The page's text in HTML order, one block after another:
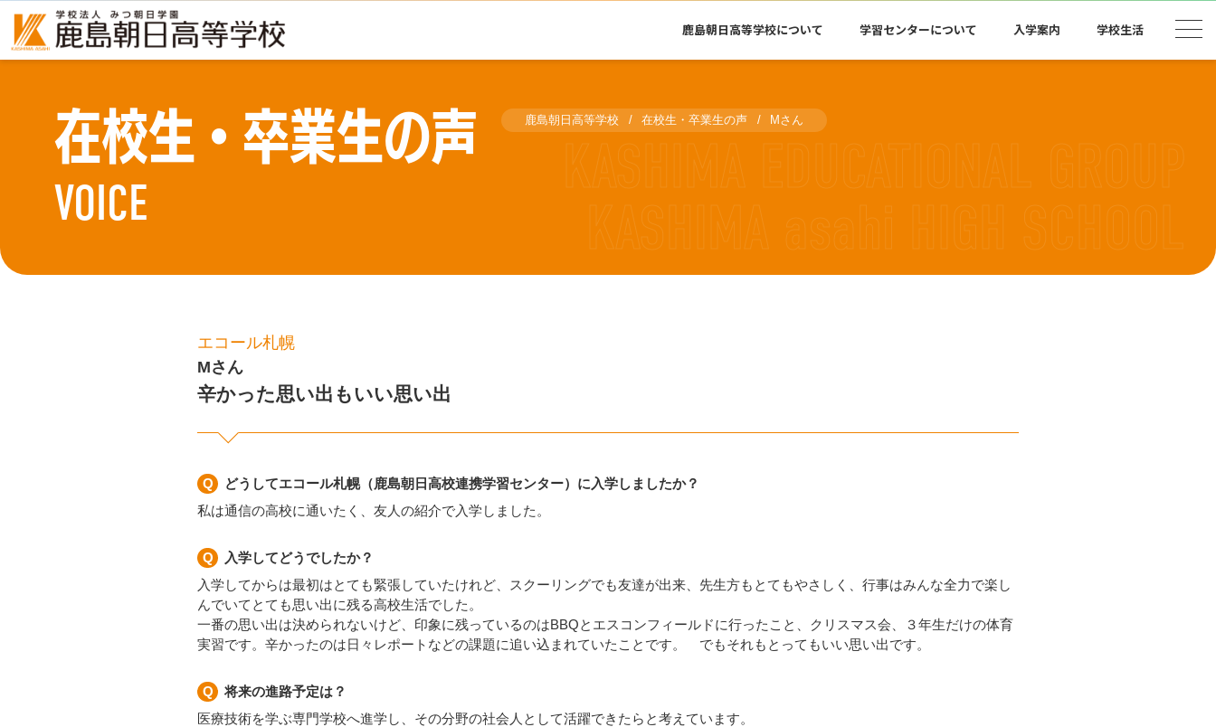
鹿島朝日高等学校について 学習センターについて 入学案内 学校生活
在校生・卒業生の声
VOICE
鹿島朝日高等学校 在校生・卒業生の声 Mさん
エコール札幌
Mさん
辛かった思い出もいい思い出
どうしてエコール札幌（鹿島朝日高校連携学習センター）に入学しましたか？
私は通信の高校に通いたく、友人の紹介で入学しました。
入学してどうでしたか？
入学してからは最初はとても緊張していたけれど、スクーリングでも友達が出来、先生方もとてもやさしく、行事はみんな全力で楽し
んでいてとても思い出に残る高校生活でした。
一番の思い出は決められないけど、印象に残っているのはBBQとエスコンフィールドに行ったこと、クリスマス会、３年生だけの体育
実習です。辛かったのは日々レポートなどの課題に追い込まれていたことです。 でもそれもとってもいい思い出です。
将来の進路予定は？
医療技術を学ぶ専門学校へ進学し、その分野の社会人として活躍できたらと考えています。